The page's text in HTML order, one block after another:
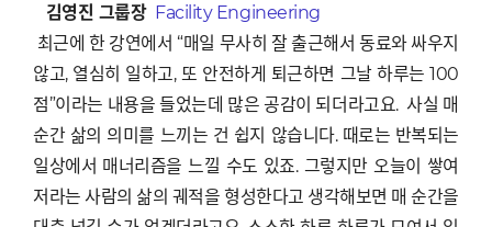
김영진 그룹장 Facility Engineering
최근에 한 강연에서 “매일 무사히 잘 출근해서 동료와 싸우지
않고, 열심히 일하고, 또 안전하게 퇴근하면 그날 하루는 100
점”이라는 내용을 들었는데 많은 공감이 되더라고요. 사실 매
순간 삶의 의미를 느끼는 건 쉽지 않습니다. 때로는 반복되는
일상에서 매너리즘을 느낄 수도 있죠. 그렇지만 오늘이 쌓여
저라는 사람의 삶의 궤적을 형성한다고 생각해보면 매 순간을